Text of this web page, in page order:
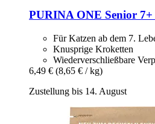
PURINA ONE Senior
Für Katzen ab dem 7.
Knusprige Kroketten
Wiederverschließbare
6,49 € (8,65 € / kg)
Zustellung bis 14. August